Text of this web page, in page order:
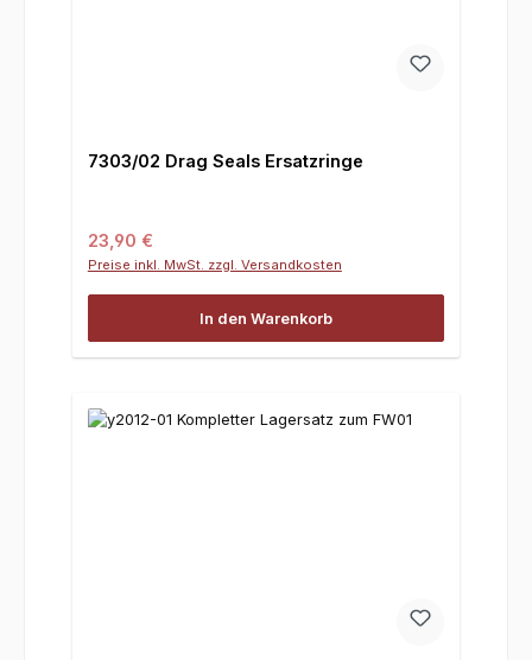
7303/02 Drag Seals Ersatzringe
Regulärer Preis:
23,90 €
Preise inkl. MwSt. zzgl. Versandkosten
In den Warenkorb